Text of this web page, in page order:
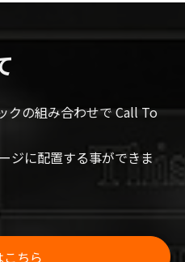
クの組み合わせで Call To
ジに配置する事ができま
ちら